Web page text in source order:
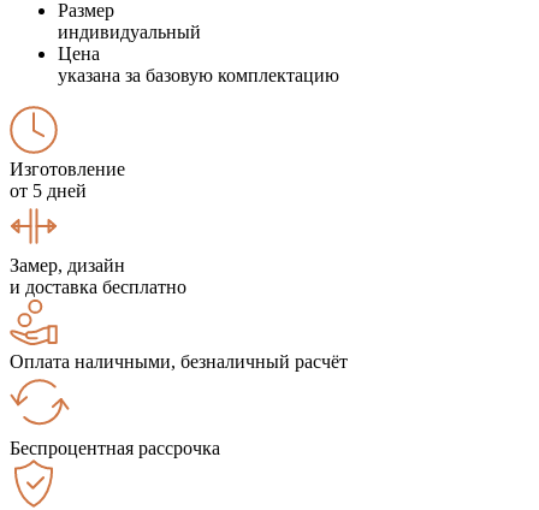
Размер
индивидуальный
Цена
указана за базовую комплектацию
Изготовление
от 5 дней
Замер, дизайн
и доставка бесплатно
Оплата наличными, безналичный расчёт
Беспроцентная рассрочка